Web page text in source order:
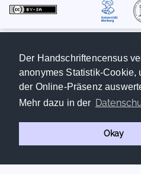
Der Handschriftencensus
anonymes Statistik-Cookie,
der Online-Präsenz
Mehr dazu in der
Okay